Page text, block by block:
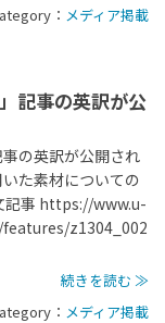
： メディア掲載
記事の英訳が公
の英訳が公開され
た素材についての
記事 https://www.u-
z1304_002
続きを読む ≫
： メディア掲載